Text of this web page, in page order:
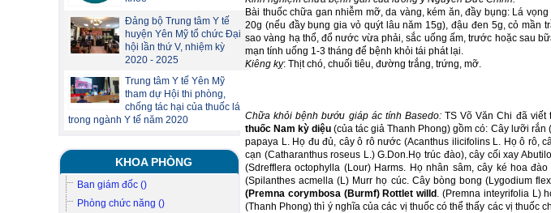
Đảng bộ Trung tâm Y tế
huyện Yên Mỹ tổ chức Đại
hội lần thứ V, nhiệm kỳ
2020 - 2025
Trung tâm Y tế Yên Mỹ
tham dự Hội thi phòng,
chống tác hại của thuốc lá
trong ngành Y tế năm 2020
KHOA PHÒNG
Ban giám đốc ()
Phòng chức năng ()
Bài thuốc chữa gan nhiễm mỡ, da vàng, kém ăn, đầy bụng: Lá
20g (nếu đầy bụng gia vỏ quýt lâu năm 15g), đậu đen 5g, cỏ mần
sao vàng hạ thổ, đổ nước vừa phải, sắc uống ấm, trước hoặc sau
mạn tính uống 1-3 tháng để bệnh khỏi tái phát lại.
Kiêng kỵ: Thịt chó, chuối tiêu, đường trắng, trứng, mỡ.
Chữa khỏi bệnh bướu giáp ác tính Basedo:TS Võ Văn Chi đã viết
thuốc Nam kỳ diệu (của tác giả Thanh Phong) gồm có: Cây lưỡi
papaya L. Họ đu đủ, cây ô rô nước (Acanthus ilicifolins L. Họ ô rô,
cạn (Catharanthus roseus L.) G.Don.Họ trúc đào), cây cối xay
(Sdrefflera octophylla (Lour) Harms. Họ nhân sâm, cây ké hoa
(Spilanthes acmella (L) Murr họ cúc. Cây bòng bong (Lygodium
(Premna corymbosa (Burmf) Rottlet willd . (Premna inteyrifolia L)
(Thanh Phong) thì ý nghĩa của các vị thuốc có thể thấy các vị thuốc